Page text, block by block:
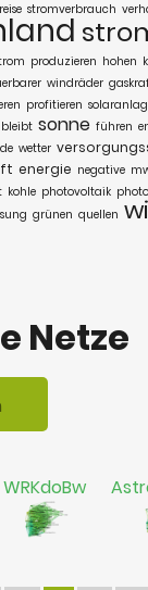
stromverbrauch
produzieren hohen
windräder
profitieren
bleibt sonne führen
wetter
energie negative
kohle photovoltaik
grünen quellen
Netze
WRKdoBw